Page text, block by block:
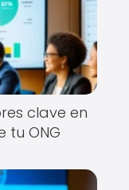
clave en
tu ONG